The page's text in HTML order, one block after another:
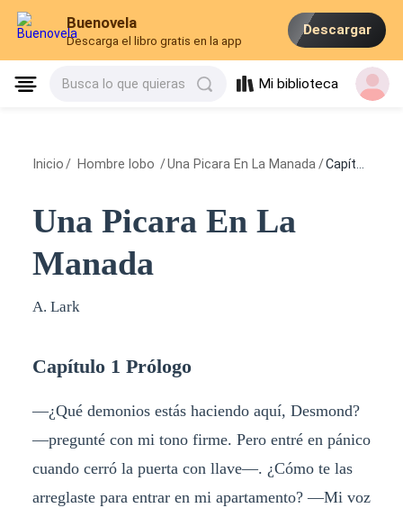
Buenovela
Descarga el libro gratis en la app
Descargar
Busca lo que quieras Mi biblioteca
Inicio / Hombre lobo /Una Picara En La Manada /Capítulo 1 Prólogo
Una Picara En La
Manada
A. Lark
Capítulo 1 Prólogo
—¿Qué demonios estás haciendo aquí, Desmond?
—pregunté con mi tono firme. Pero entré en pánico
cuando cerró la puerta con llave—. ¿Cómo te las
arreglaste para entrar en mi apartamento? —Mi voz